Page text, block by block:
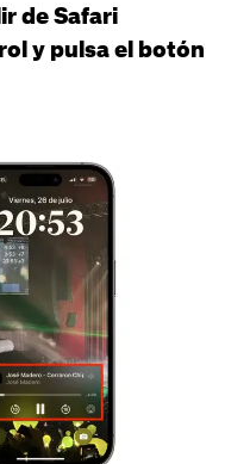
de Safari
y pulsa el botón